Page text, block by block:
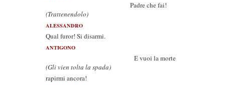
Padre che fai!
(Trattenendolo)
ALESSANDRO
Qual furor! Si disarmi.
ANTIGONO
E vuoi la morte
(Gli vien tolta la spada)
rapirmi ancora!